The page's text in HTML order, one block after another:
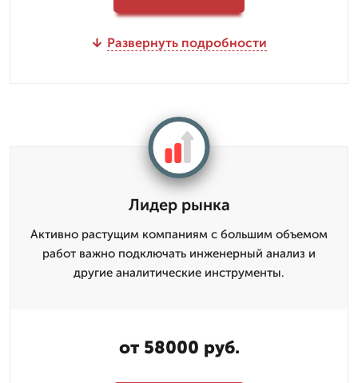
Развернуть подробности
Лидер рынка
Активно растущим компаниям с большим объемом
работ важно подключать инженерный анализ и
другие аналитические инструменты.
от 58000 руб.